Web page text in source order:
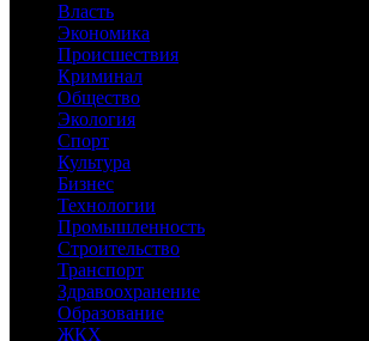
Власть
Экономика
Происшествия
Криминал
Общество
Экология
Спорт
Культура
Бизнес
Технологии
Промышленность
Строительство
Транспорт
Здравоохранение
Образование
ЖКХ